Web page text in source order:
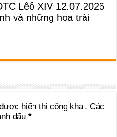
Lêô XIV 12.07.2026
và những hoa trái
hiển thị công khai. Các
dấu*